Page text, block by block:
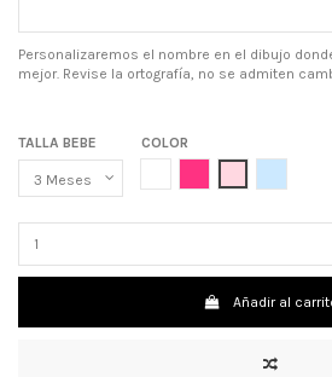
Personalizaremos el nombre en el dibujo
mejor. Revise la ortografía, no se admiten
TALLA BEBE
COLOR
Añadir al